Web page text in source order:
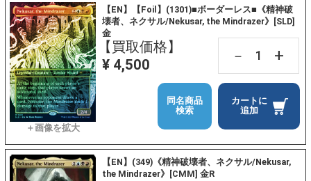
【EN】【Foil】(1301)■ボーダーレス■《精神破
壊者、ネクサル/Nekusar, the Mindrazer》[SLD]
金
【買取価格】
¥ 4,500
－ +
カートに
追加
同名商品
検索
【EN】(349)《精神破壊者、ネクサル/Nekusar,
the Mindrazer》[CMM] 金R